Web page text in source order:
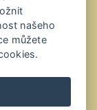
našeho
můžete